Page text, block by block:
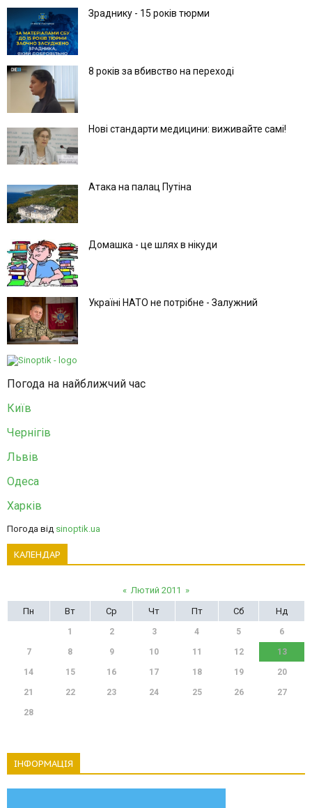
Зраднику - 15 років тюрми
8 років за вбивство на переході
Нові стандарти медицини: виживайте самі!
Атака на палац Путіна
Домашка - це шлях в нікуди
Україні НАТО не потрібне - Залужний
Погода на найближчий час
Київ
Чернігів
Львів
Одеса
Харків
Погода від sinoptik.ua
КАЛЕНДАР
« Лютий 2011 »
Пн
Вт Ср Чт Пт Сб Нд
1 2 3 4 5 6
7 8 9 10 11 12 13
14 15 16 17 18 19 20
21 22 23 24 25 26 27
28
ІНФОРМАЦІЯ